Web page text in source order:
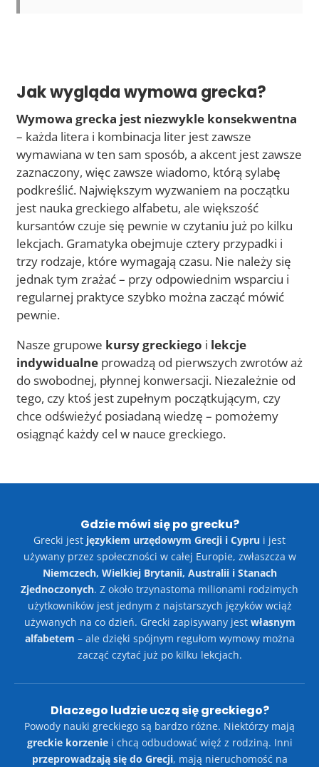
Jak wygląda wymowa grecka?
Wymowa grecka jest niezwykle konsekwentna
– każda litera i kombinacja liter jest zawsze
wymawiana w ten sam sposób, a akcent jest zawsze
zaznaczony, więc zawsze wiadomo, którą sylabę
podkreślić. Największym wyzwaniem na początku
jest nauka greckiego alfabetu, ale większość
kursantów czuje się pewnie w czytaniu już po kilku
lekcjach. Gramatyka obejmuje cztery przypadki i
trzy rodzaje, które wymagają czasu. Nie należy się
jednak tym zrażać – przy odpowiednim wsparciu i
regularnej praktyce szybko można zacząć mówić
pewnie.
Nasze grupowe kursy greckiego i lekcje
indywidualne prowadzą od pierwszych zwrotów aż
do swobodnej, płynnej konwersacji. Niezależnie od
tego, czy ktoś jest zupełnym początkującym, czy
chce odświeżyć posiadaną wiedzę – pomożemy
osiągnąć każdy cel w nauce greckiego.
Gdzie mówi się po grecku?
Grecki jest językiem urzędowym Grecji i Cypru i jest
używany przez społeczności w całej Europie, zwłaszcza w
Niemczech, Wielkiej Brytanii, Australii i Stanach
Zjednoczonych. Z około trzynastoma milionami rodzimych
użytkowników jest jednym z najstarszych języków wciąż
używanych na co dzień. Grecki zapisywany jest własnym
alfabetem – ale dzięki spójnym regułom wymowy można
zacząć czytać już po kilku lekcjach.
Dlaczego ludzie uczą się greckiego?
Powody nauki greckiego są bardzo różne. Niektórzy mają
greckie korzeniei chcą odbudować więź z rodziną. Inni
przeprowadzają się do Grecji, mają nieruchomość na